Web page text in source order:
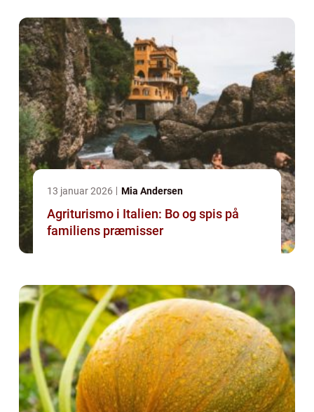
13 januar 2026 Mia Andersen
Agriturismo i Italien: Bo og spis på
familiens præmisser